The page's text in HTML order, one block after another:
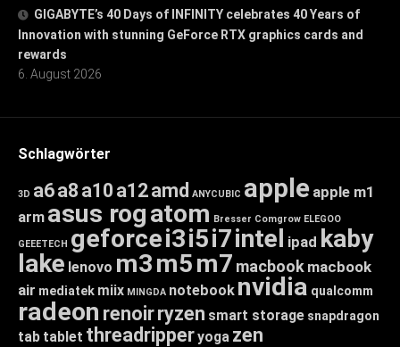
GIGABYTE’s 40 Days of INFINITY celebrates 40 Years of
Innovation with stunning GeForce RTX graphics cards and
rewards
6. August 2026
Schlagwörter
3D a6a8 a10 a12amd ANYCUBIC apple apple m1
arm asus rogatom Bresser Comgrow ELEGOO
GEEETECH geforcei3i5i7intel ipad kaby
lake lenovo m3m5m7 macbook macbook
air mediatek miix MINGDA notebook nvidia qualcomm
radeon renoirryzen smart storage snapdragon
tab tablet threadripperyoga zen